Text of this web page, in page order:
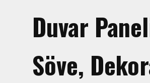
Tabancası
El Arabası Satışı – Toptan,
Perakende Satış
Duvar
Söve,